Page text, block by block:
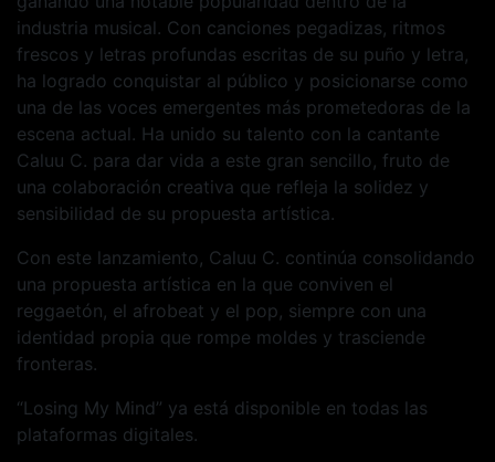
industria musical. Con canciones pegadizas, ritmos
frescos y letras profundas escritas de su puño y letra,
ha logrado conquistar al público y posicionarse como
una de las voces emergentes más prometedoras de la
escena actual. Ha unido su talento con la cantante
Caluu C. para dar vida a este gran sencillo, fruto de
una colaboración creativa que refleja la solidez y
sensibilidad de su propuesta artística.
Con este lanzamiento, Caluu C. continúa consolidando
una propuesta artística en la que conviven el
reggaetón, el afrobeat y el pop, siempre con una
identidad propia que rompe moldes y trasciende
fronteras.
“Losing My Mind” ya está disponible en todas las
plataformas digitales.